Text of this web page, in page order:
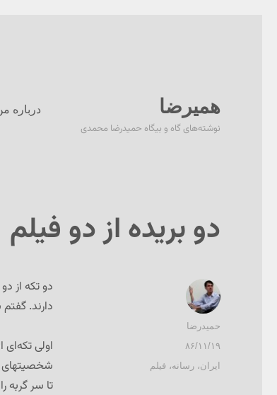
همیرضا
نوشته‌های گاه و بیگاه حمیدرضا محمدی
درباره
دو بریده از دو فیلم
دو تکه از
دارند.
اولی
شخصیتهای
تا سر گربه
نویسنده
حمیدرضا
ارسال
شده
۸۶/۱۱/۱۹
دسته‌ها
ایران،رسانه، فیلم